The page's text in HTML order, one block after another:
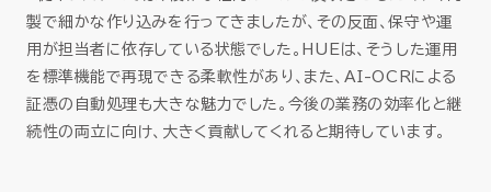
製で細かな作り込みを行ってきましたが、その反面、保守や運
用が担当者に依存している状態でした。HUEは、そうした運用
を標準機能で再現できる柔軟性があり、また、AI-OCRによる
証憑の自動処理も大きな魅力でした。今後の業務の効率化と継
続性の両立に向け、大きく貢献してくれると期待しています。